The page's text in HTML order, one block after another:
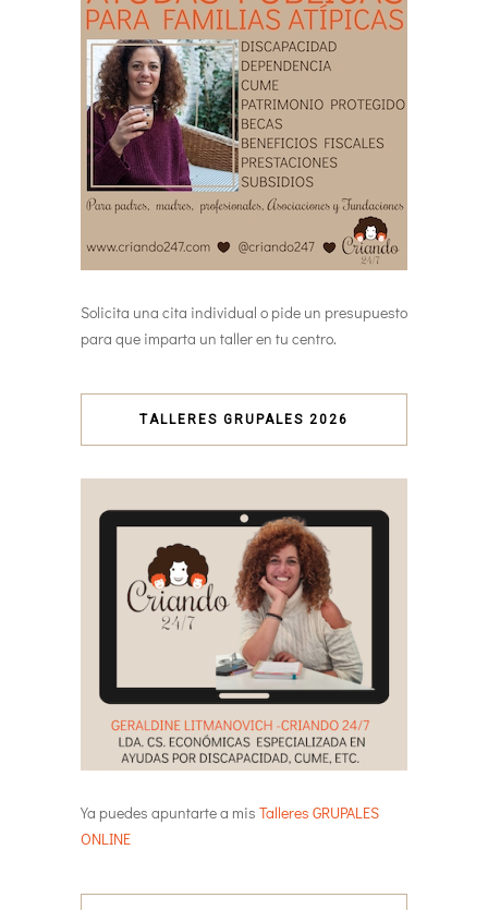
Solicita una cita individual o pide un presupuesto
para que imparta un taller en tu centro.
TALLERES GRUPALES 2026
Ya puedes apuntarte a mis Talleres GRUPALES
ONLINE